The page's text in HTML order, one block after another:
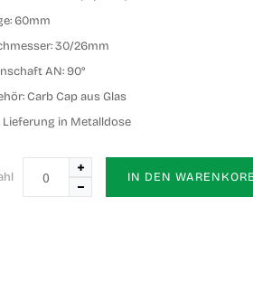
60mm
30/26mm
AN:90°
Carb Cap aus Glas
Lieferung in Metalldose
IN DEN